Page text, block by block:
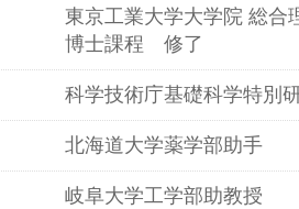
東京工業大学大学院 総合
博士課程 修了
科学技術庁基礎科学特別
北海道大学薬学部助手
岐阜大学工学部助教授